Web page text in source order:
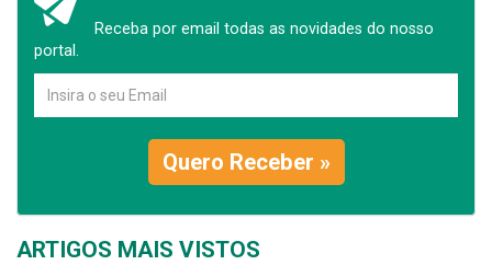
Receba por email todas as novidades do nosso
portal.
Quero Receber »
ARTIGOS MAIS VISTOS